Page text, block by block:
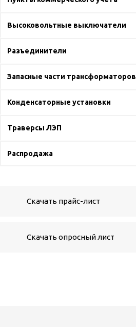
Высоковольтные выключатели
Разъединители
Запасные части трансформаторов
Конденсаторные установки
Траверсы ЛЭП
Распродажа
Скачать прайс-лист
Скачать опросный лист